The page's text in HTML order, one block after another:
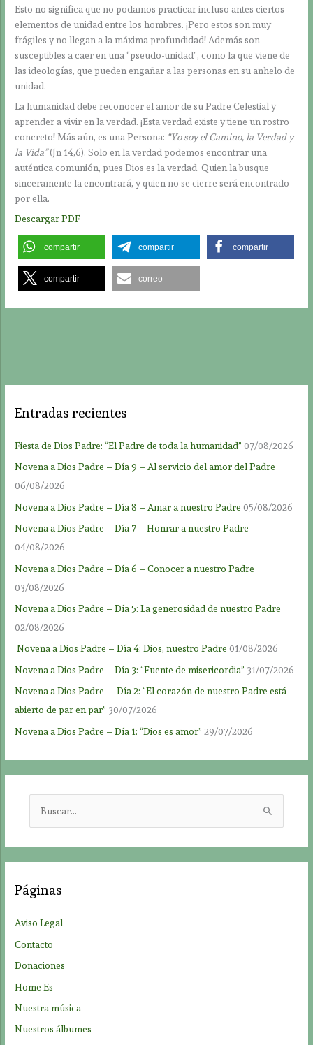
Esto no significa que no podamos practicar incluso antes ciertos
elementos de unidad entre los hombres. ¡Pero estos son muy
frágiles y no llegan a la máxima profundidad! Además son
susceptibles a caer en una “pseudo-unidad”, como la que viene de
las ideologías, que pueden engañar a las personas en su anhelo de
unidad.
La humanidad debe reconocer el amor de su Padre Celestial y
aprender a vivir en la verdad. ¡Esta verdad existe y tiene un rostro
concreto! Más aún, es una Persona: “Yo soy el Camino, la Verdad y
la Vida”(Jn 14,6). Solo en la verdad podemos encontrar una
auténtica comunión, pues Dios es la verdad. Quien la busque
sinceramente la encontrará, y quien no se cierre será encontrado
por ella.
Descargar PDF
compartir compartir compartir
compartir correo
Entradas recientes
Fiesta de Dios Padre: “El Padre de toda la humanidad” 07/08/2026
Novena a Dios Padre – Día 9 – Al servicio del amor del Padre
06/08/2026
Novena a Dios Padre – Día 8 – Amar a nuestro Padre 05/08/2026
Novena a Dios Padre – Día 7 – Honrar a nuestro Padre
04/08/2026
Novena a Dios Padre – Día 6 – Conocer a nuestro Padre
03/08/2026
Novena a Dios Padre – Día 5: La generosidad de nuestro Padre
02/08/2026
Novena a Dios Padre – Día 4: Dios, nuestro Padre 01/08/2026
Novena a Dios Padre – Día 3: “Fuente de misericordia” 31/07/2026
Novena a Dios Padre – Día 2: “El corazón de nuestro Padre está
abierto de par en par” 30/07/2026
Novena a Dios Padre – Día 1: “Dios es amor” 29/07/2026
r
:
Páginas
Aviso Legal
Contacto
Donaciones
Home Es
Nuestra música
Nuestros álbumes